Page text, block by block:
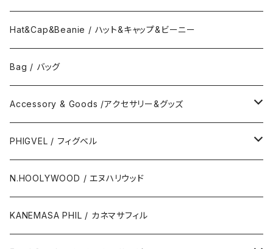
Polo Long Shirt / 長袖ポロシャツ
Polo Short Shirt / 半袖ポロシャツ
Hat&Cap&Beanie / ハット&キャップ&ビーニー
Bag / バッグ
Accessory & Goods /アクセサリー&グッズ
Wallet & Coincase
Card Case
Key Hook
PHIGVEL / フィグベル
The Permanent / パーマネント
N.HOOLYWOOD / エヌハリウッド
KANEMASA PHIL / カネマサフィル